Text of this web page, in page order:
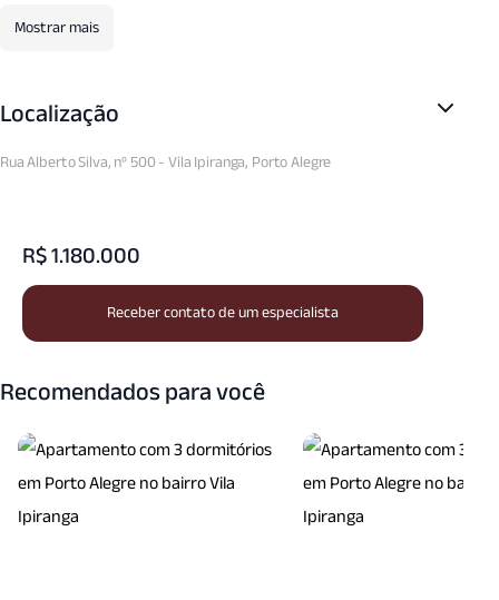
Mostrar mais
Localização
Rua Alberto Silva, nº 500 - Vila Ipiranga, Porto Alegre
R$ 1.180.000
Receber contato de um especialista
Recomendados para você